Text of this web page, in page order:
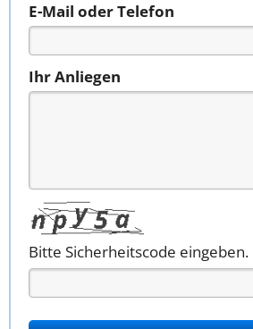
E-Mail oder Telefon
Ihr Anliegen
Bitte Sicherheitscode eingeben.